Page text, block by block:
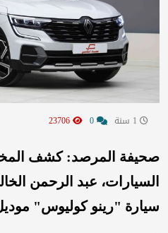
صحيفة المرصد: كشف
السيارات، عبد الرحمن
سيارة "رينو كوليوس" موديل